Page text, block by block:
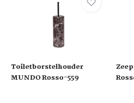
Toiletborstelhouder
MUNDO Rosso-559